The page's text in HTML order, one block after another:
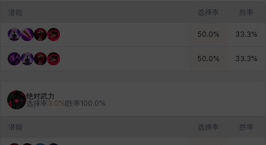
潜能 选择率 胜率
50.0% 33.3%
50.0% 33.3%
绝对武力
选择率3.0% 胜率100.0%
潜能 选择率 胜率